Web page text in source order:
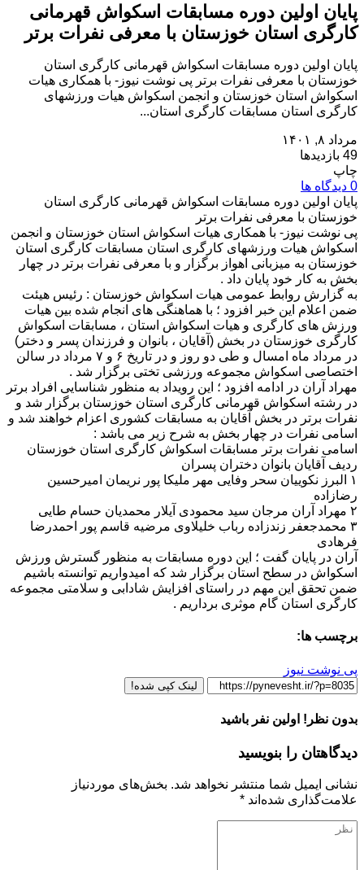
پایان اولین دوره مسابقات اسکواش قهرمانی
کارگری استان خوزستان با معرفی نفرات برتر
پایان اولین دوره مسابقات اسکواش قهرمانی کارگری استان
خوزستان با معرفی نفرات برتر پی نوشت نیوز- با همکاری هیات
اسکواش استان خوزستان و انجمن اسکواش هیات ورزشهای
کارگری استان مسابقات کارگری استان...
مرداد ۸, ۱۴۰۱
49 بازدیدها
چاپ
0 دیدگاه ها
پایان اولین دوره مسابقات اسکواش قهرمانی کارگری استان
خوزستان با معرفی نفرات برتر
پی نوشت نیوز- با همکاری هیات اسکواش استان خوزستان و انجمن
اسکواش هیات ورزشهای کارگری استان مسابقات کارگری استان
خوزستان به میزبانی اهواز برگزار و با معرفی نفرات برتر در چهار
بخش به کار خود پایان داد .
به گزارش روابط عمومی هیات اسکواش خوزستان : رئیس هیئت
ضمن اعلام این خبر افزود ؛ با هماهنگی های انجام شده بین هیات
ورزش های کارگری و هیات اسکواش استان ، مسابقات اسکواش
کارگری خوزستان در بخش (آقایان ، بانوان و فرزندان پسر و دختر)
در مرداد ماه امسال و طی دو روز و در تاریخ ۶ و ۷ مرداد در سالن
اختصاصی اسکواش مجموعه ورزشی تختی برگزار شد .
مهراد آران در ادامه افزود ؛ این رویداد به منظور شناسایی افراد برتر
در رشته اسکواش قهرمانی کارگری استان خوزستان برگزار شد و
نفرات برتر در بخش آقایان به مسابقات کشوری اعزام خواهند شد و
اسامی نفرات در چهار بخش به شرح زیر می باشد :
اسامی نفرات برتر مسابقات اسکواش کارگری استان خوزستان
ردیف آقایان بانوان دختران پسران
۱ البرز نکوییان سحر وفایی مهر ملیکا پور نریمان امیرحسین
رضازاده
۲ مهراد آران مرجان سید محمودی آیلار محمدیان حسام طایی
۳ محمدجعفر زندزاده رباب خلیلاوی مرضیه قاسم پور احمدرضا
فرهادی
آران در پایان گفت ؛ این دوره مسابقات به منظور گسترش ورزش
اسکواش در سطح استان برگزار شد که امیدواریم توانسته باشیم
ضمن تحقق این مهم در راستای افزایش شادابی و سلامتی مجموعه
کارگری استان گام موثری برداریم .
برچسب ها:
پی نوشت نیوز
لینک کپی شده!
بدون نظر! اولین نفر باشید
دیدگاهتان را بنویسید
نشانی ایمیل شما منتشر نخواهد شد. بخش‌های موردنیاز
علامت‌گذاری شده‌اند *